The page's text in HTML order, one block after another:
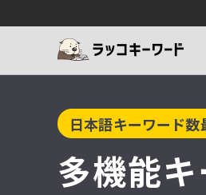
日本語キーワード数
多機能